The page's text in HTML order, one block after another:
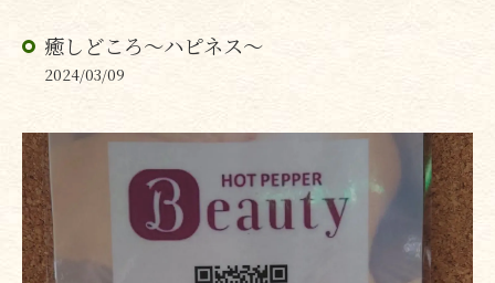
癒しどころ〜ハピネス〜
2024/03/09